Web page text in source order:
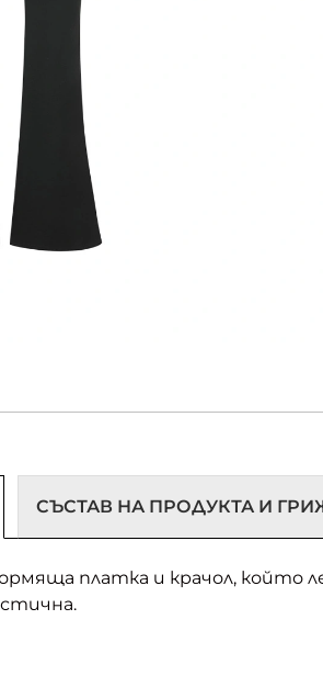
СЪСТАВ НА ПРОДУКТА И
платка и крачол, който